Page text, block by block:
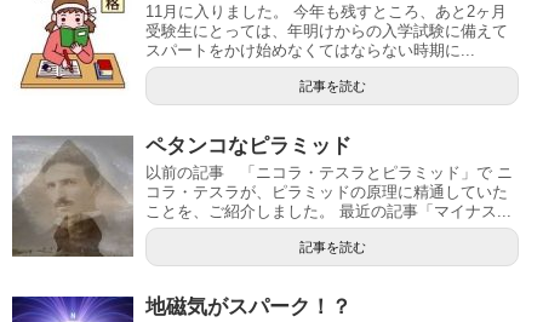
11月に入りました。 今年も残すところ、あと2ヶ月
受験生にとっては、年明けからの入学試験に備えて
スパートをかけ始めなくてはならない時期に...
記事を読む
ペタンコなピラミッド
以前の記事 「ニコラ・テスラとピラミッド」で ニ
コラ・テスラが、ピラミッドの原理に精通していた
ことを、ご紹介しました。 最近の記事「マイナス...
記事を読む
地磁気がスパーク！？